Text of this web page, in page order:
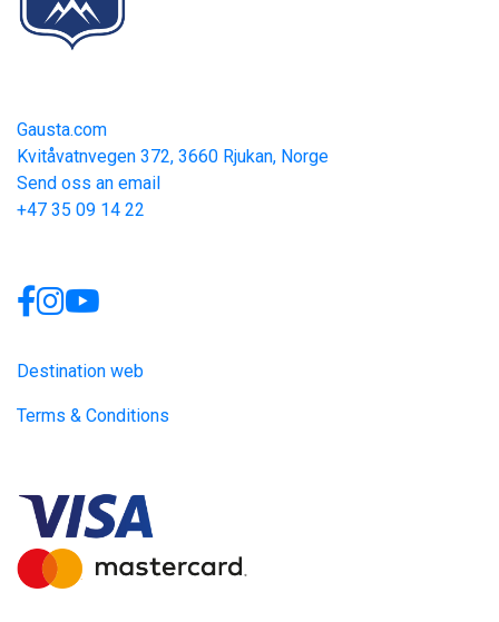
Gausta.com
Kvitåvatnvegen 372, 3660 Rjukan, Norge
Send oss an email
+47 35 09 14 22
Destination web
Terms & Conditions